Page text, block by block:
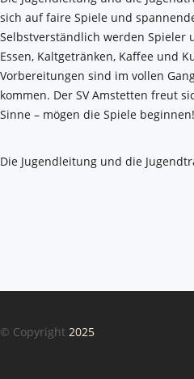
sich auf faire Spiele und
Selbstverständlich werden Spieler
Essen, Kaltgetränken, Kaffee und
Vorbereitungen sind im vollen
kommen. Der SV Amstetten freut
Sinne – mögen die Spiele
Die Jugendleitung und die
© Copyright 2025